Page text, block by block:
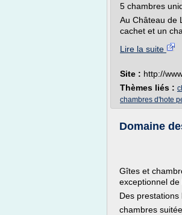
5 chambres
Au Château de
cachet et un
Lire la suite
Site : http://
Thèmes liés :
chambres d'hote
Domaine
Gîtes et
exceptionnel de
Des
chambres